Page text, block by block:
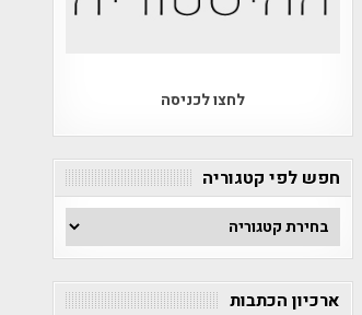
לחצו לכניסה
חפש לפי קטגוריה
חפש
לפי
קטגוריה
ארכיון הכתבות